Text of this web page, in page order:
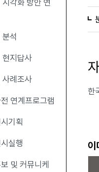
각화 방안 연
석
현지답사
사례조사
연계프로그램
기획
실행
및 커뮤니케
한
이